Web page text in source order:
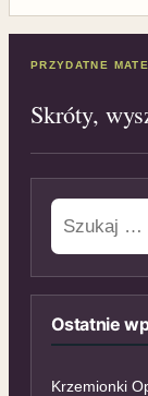
PRZYDATNE
Skróty,
Szukaj:
Ostatnie
Krzemionki